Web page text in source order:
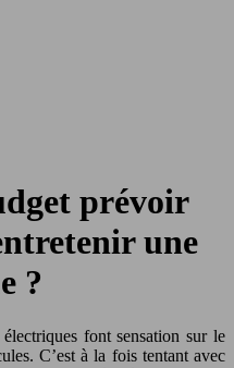
prévoir
une
?
C’est à la fois tentant avec